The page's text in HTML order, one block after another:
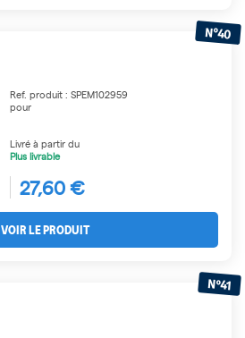
N°40
Ref. produit : SPEM102959
pour
Livré à partir du
Plus livrable
27,60 €
VOIR LE PRODUIT
N°41